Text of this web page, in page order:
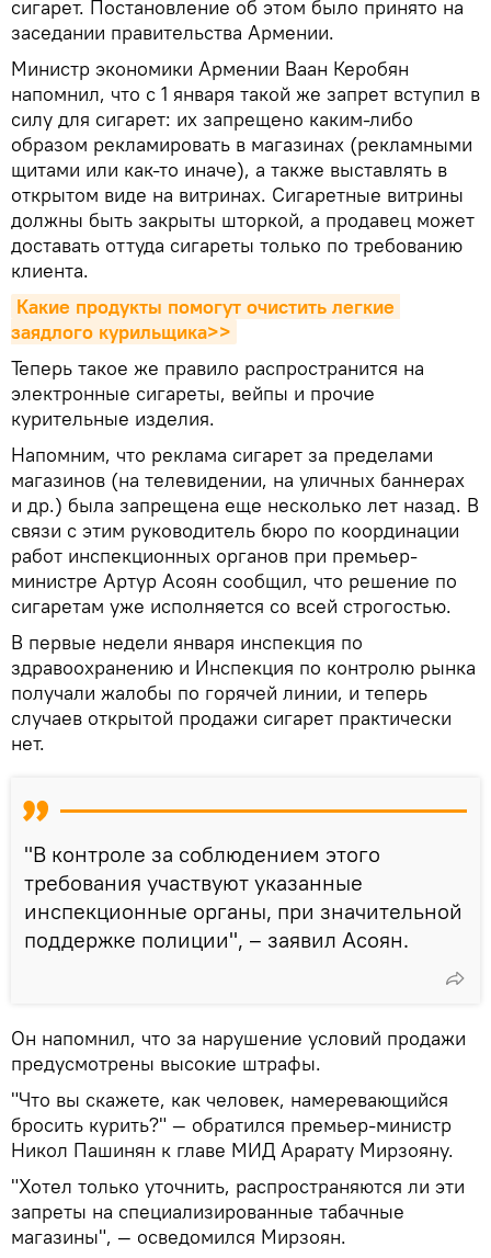
сигарет. Постановление об этом было принято на
заседании правительства Армении.
Министр экономики Армении Ваан Керобян
напомнил, что с 1 января такой же запрет вступил в
силу для сигарет: их запрещено каким-либо
образом рекламировать в магазинах (рекламными
щитами или как-то иначе), а также выставлять в
открытом виде на витринах. Сигаретные витрины
должны быть закрыты шторкой, а продавец может
доставать оттуда сигареты только по требованию
клиента.
Какие продукты помогут очистить легкие
заядлого курильщика>>
Теперь такое же правило распространится на
электронные сигареты, вейпы и прочие
курительные изделия.
Напомним, что реклама сигарет за пределами
магазинов (на телевидении, на уличных баннерах
и др.) была запрещена еще несколько лет назад. В
связи с этим руководитель бюро по координации
работ инспекционных органов при премьер-
министре Артур Асоян сообщил, что решение по
сигаретам уже исполняется со всей строгостью.
В первые недели января инспекция по
здравоохранению и Инспекция по контролю рынка
получали жалобы по горячей линии, и теперь
случаев открытой продажи сигарет практически
нет.
"В контроле за соблюдением этого
требования участвуют указанные
инспекционные органы, при значительной
поддержке полиции", – заявил Асоян.
Он напомнил, что за нарушение условий продажи
предусмотрены высокие штрафы.
"Что вы скажете, как человек, намеревающийся
бросить курить?" — обратился премьер-министр
Никол Пашинян к главе МИД Арарату Мирзояну.
"Хотел только уточнить, распространяются ли эти
запреты на специализированные табачные
магазины", — осведомился Мирзоян.